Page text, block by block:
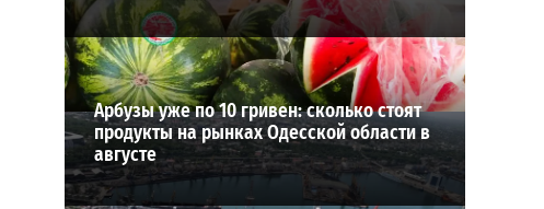
Арбузы уже по 10 гривен: сколько стоят
продукты на рынках Одесской области в
августе